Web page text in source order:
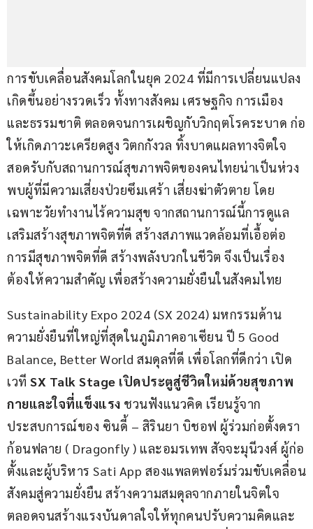
การขับเคลื่อนสังคมโลกในยุค 2024 ที่มีการเปลี่ยนแปลง
เกิดขึ้นอย่างรวดเร็ว ทั้งทางสังคม เศรษฐกิจ การเมือง
และธรรมชาติ ตลอดจนการเผชิญกับวิกฤตโรคระบาด ก่อ
ให้เกิดภาวะเครียดสูง วิตกกังวล ทิ้งบาดแผลทางจิตใจ
สอดรับกับสถานการณ์สุขภาพจิตของคนไทยน่าเป็นห่วง
พบผู้ที่มีความเสี่ยงป่วยซึมเศร้า เสี่ยงฆ่าตัวตาย โดย
เฉพาะวัยทำงานไร้ความสุข จากสถานการณ์นี้การดูแล
เสริมสร้างสุขภาพจิตที่ดี สร้างสภาพแวดล้อมที่เอื้อต่อ
การมีสุขภาพจิตที่ดี สร้างพลังบวกในชีวิต จึงเป็นเรื่อง
ต้องให้ความสำคัญ เพื่อสร้างความยั่งยืนในสังคมไทย
Sustainability Expo 2024 (SX 2024) มหกรรมด้าน
ความยั่งยืนที่ใหญ่ที่สุดในภูมิภาคอาเซียน ปี 5 Good
Balance, Better World สมดุลที่ดี เพื่อโลกที่ดีกว่า เปิด
เวที SX Talk Stage เปิดประตูสู่ชีวิตใหม่ด้วยสุขภาพ
กายและใจที่แข็งแรง ชวนฟังแนวคิด เรียนรู้จาก
ประสบการณ์ของ ซินดี้ – สิรินยา บิชอฟ ผู้ร่วมก่อตั้งดรา
ก้อนฟลาย ( Dragonfly ) และอมรเทพ สัจจะมุนีวงศ์ ผู้ก่อ
ตั้งและผู้บริหาร Sati App สองแพลตฟอร์มร่วมขับเคลื่อน
สังคมสู่ความยั่งยืน สร้างความสมดุลจากภายในจิตใจ
ตลอดจนสร้างแรงบันดาลใจให้ทุกคนปรับความคิดและ